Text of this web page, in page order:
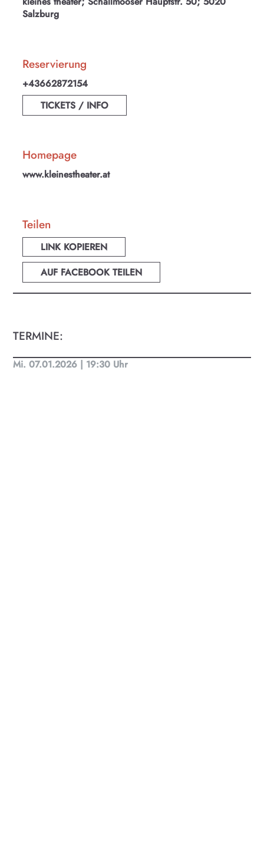
Salzburg
Reservierung
+43662872154
TICKETS / INFO
Homepage
www.kleinestheater.at
Teilen
LINK KOPIEREN
AUF FACEBOOK TEILEN
TERMINE:
Mi. 07.01.2026 | 19:30 Uhr
Kultur in Salzburg auf einen Blick